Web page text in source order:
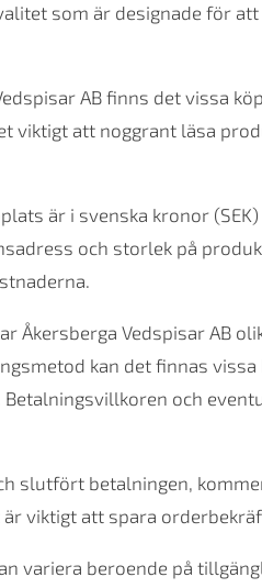
som är designade för
AB finns det vissa
viktigt att noggrant läsa
är i svenska kronor
och storlek på
Åkersberga Vedspisar AB
kan det finnas
och
slutfört betalningen,
viktigt att spara
variera beroende på